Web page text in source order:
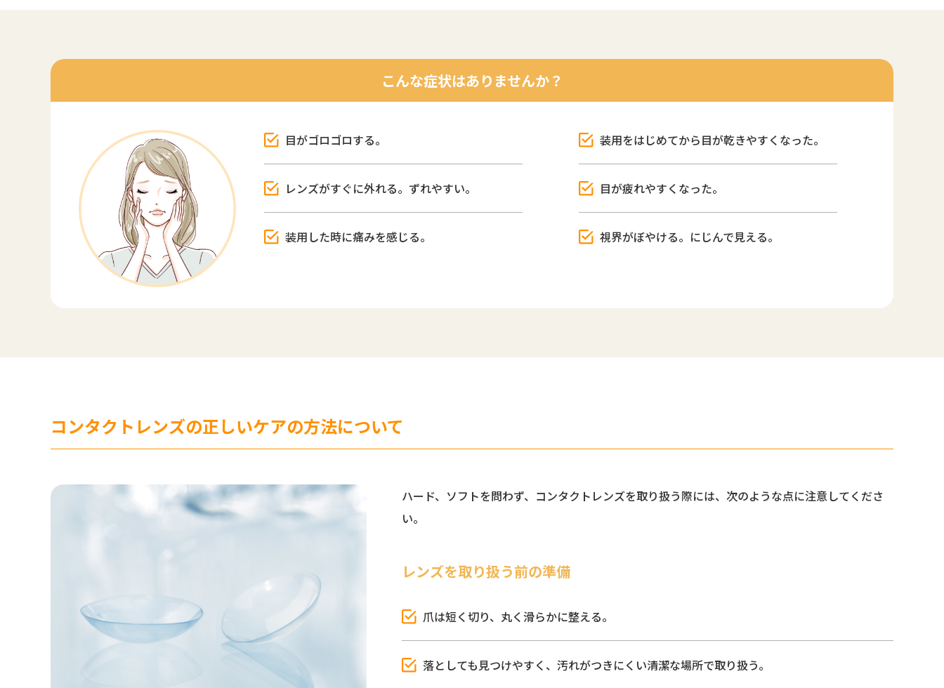
こんな症状はありませんか？
目がゴロゴロする。
レンズがすぐに外れる。ずれやすい。
装用した時に痛みを感じる。
装用をはじめてから目が乾きやすくなった。
目が疲れやすくなった。
視界がぼやける。にじんで見える。
コンタクトレンズの正しいケアの方法について
ハード、ソフトを問わず、コンタクトレンズを取り扱う際には、次のような点に注意してくださ
い。
レンズを取り扱う前の準備
爪は短く切り、丸く滑らかに整える。
落としても見つけやすく、汚れがつきにくい清潔な場所で取り扱う。